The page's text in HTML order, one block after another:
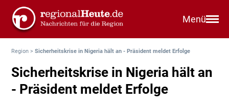
Menü
Region >Sicherheitskrise in Nigeria hält an - Präsident meldet Erfolge
Sicherheitskrise in Nigeria hält an
- Präsident meldet Erfolge